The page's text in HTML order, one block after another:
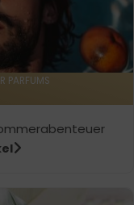
PARFUMS